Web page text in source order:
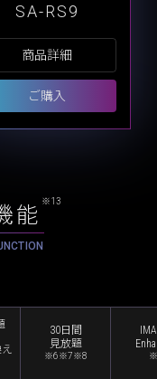
SA-RS9
商品詳細
ご購入
能
※13
30日間
見放題
※6※7※8